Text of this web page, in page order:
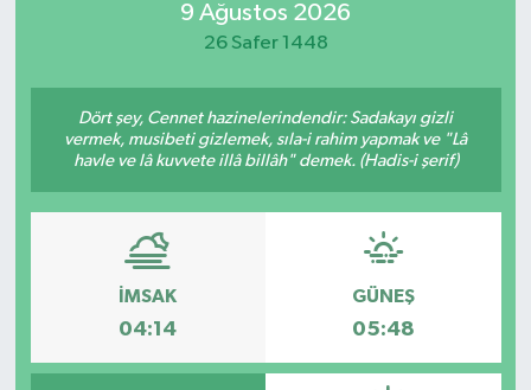
9 Ağustos 2026
26 Safer 1448
Dört şey, Cennet hazinelerindendir: Sadakayı gizli
vermek, musibeti gizlemek, sıla-i rahim yapmak ve "Lâ
havle ve lâ kuvvete illâ billâh" demek. (Hadis-i şerif)
İMSAK
04:14
GÜNEŞ
05:48
Magazin
Resmi İlan